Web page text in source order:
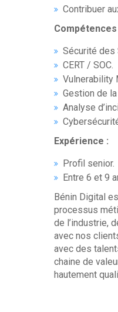
Contribuer
Sécurité des
CERT / SOC.
Vulnerability
Gestion de
Analyse
Expérience :
Profil senior.
Entre 6 et 9
Bénin Digital
processus
de l’industrie,
avec nos
avec des
chaine de
hautement